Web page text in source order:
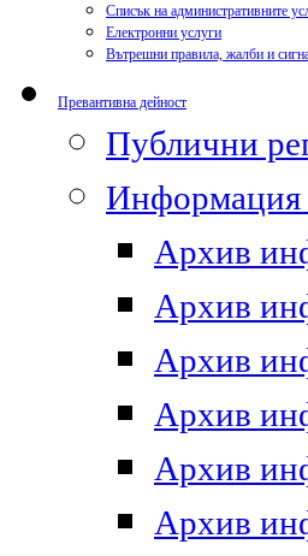
Списък на административните
Електронни услуги
Вътрешни правила, жалби и
Превантивна дейност
Публични
Информация
Архив
Архив
Архив
Архив
Архив
Архив